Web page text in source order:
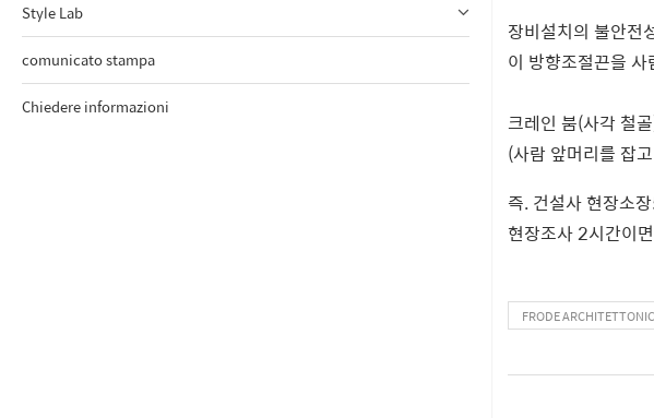
Style Lab
comunicato stampa
Chiedere informazioni
장비설치의 불안전
이 방향조절끈을 사
크레인 붐(사각 철
(사람 앞머리를 잡
즉. 건설사 현장소
현장조사 2시간이
FRODE